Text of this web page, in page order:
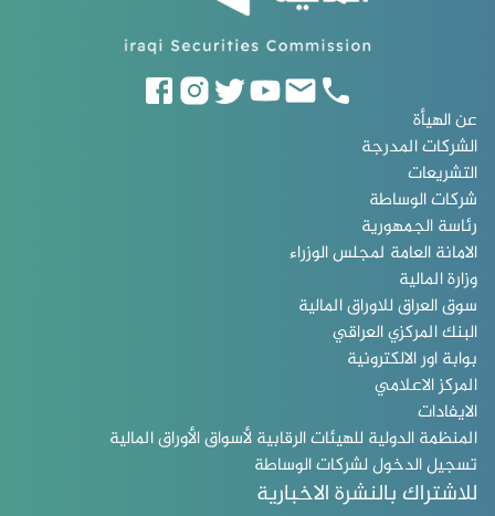
عن الهيأة
الشركات المدرجة
التشريعات
شركات الوساطة
رئاسة الجمهورية
الامانة العامة لمجلس الوزراء
وزارة المالية
سوق العراق للاوراق المالية
البنك المركزي العراقي
بوابة اور الالكترونية
المركز الاعلامي
الايفادات
المنظمة الدولية للهيئات الرقابية لأسواق الأوراق المالية
تسجيل الدخول لشركات الوساطة
للاشتراك بالنشرة الاخبارية